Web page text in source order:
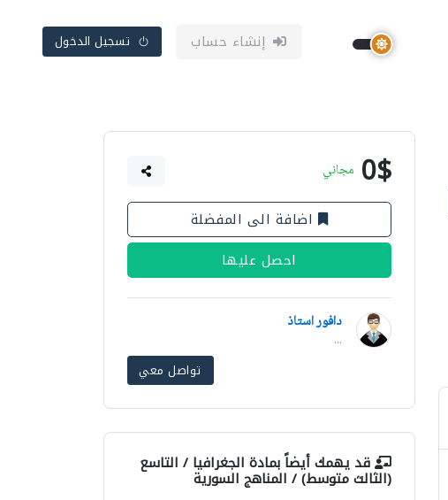
إنشاء حساب تسجيل الدخول
0$ مجاني
اضافة الى المفضلة
احصل عليها
دافور استاذ
...
تواصل معي
قد يهمك أيضاً بمادة الجغرافيا / التاسع
(الثالث متوسط) / المناهج السورية